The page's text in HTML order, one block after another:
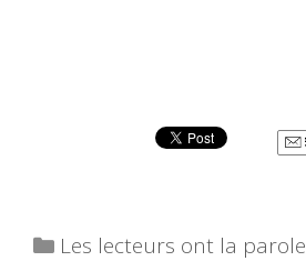
Catégories
Les lecteurs ont la parole